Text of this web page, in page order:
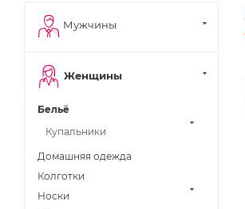
Мужчины
Женщины
Бельё
Купальники
Домашняя одежда
Колготки
Носки